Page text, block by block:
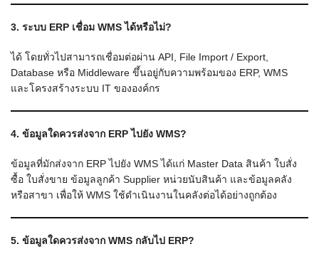
3. ระบบ ERP เชื่อม WMS ได้หรือไม่?
ได้ โดยทั่วไปสามารถเชื่อมต่อผ่าน API, File Import / Export,
Database หรือ Middleware ขึ้นอยู่กับความพร้อมของ ERP, WMS
และโครงสร้างระบบ IT ขององค์กร
4. ข้อมูลใดควรส่งจาก ERP ไปยัง WMS?
ข้อมูลที่มักส่งจาก ERP ไปยัง WMS ได้แก่ Master Data สินค้า ใบสั่ง
ซื้อ ใบสั่งขาย ข้อมูลลูกค้า Supplier หน่วยนับสินค้า และข้อมูลคลัง
หรือสาขา เพื่อให้ WMS ใช้ดำเนินงานในคลังต่อได้อย่างถูกต้อง
5. ข้อมูลใดควรส่งจาก WMS กลับไป ERP?